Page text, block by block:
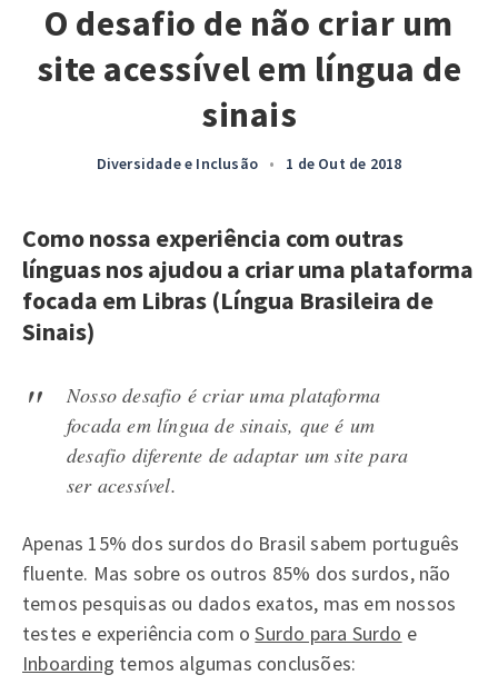
O desafio de não criar um
site acessível em língua de
sinais
Diversidade e Inclusão • 1 de Out de 2018
Como nossa experiência com outras
línguas nos ajudou a criar uma plataforma
focada em Libras (Língua Brasileira de
Sinais)
Nosso desafio é criar uma plataforma
focada em língua de sinais, que é um
desafio diferente de adaptar um site para
ser acessível.
Apenas 15% dos surdos do Brasil sabem português
fluente. Mas sobre os outros 85% dos surdos, não
temos pesquisas ou dados exatos, mas em nossos
testes e experiência com oSurdo para Surdo e
Inboarding temos algumas conclusões: